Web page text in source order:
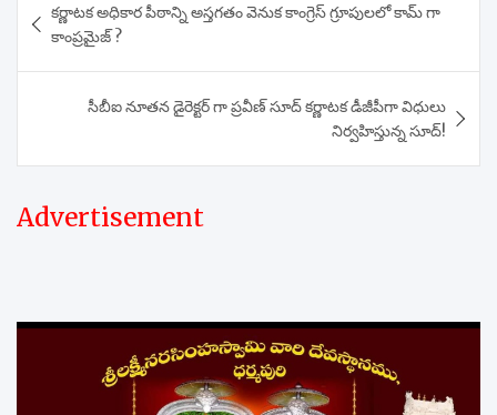
navigation
కర్ణాటక అధికార పీఠాన్ని అస్తగతం వెనుక కాంగ్రెస్ గ్రూపులలో కామ్ గా
కాంప్రమైజ్ ?
సీబీఐ నూతన డైరెక్టర్ గా ప్రవీణ్ సూద్ కర్ణాటక డీజీపీగా విధులు
నిర్వహిస్తున్న సూద్!
Advertisement